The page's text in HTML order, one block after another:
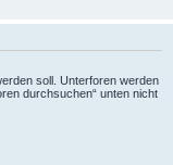
soll. Unterforen werden
durchsuchen“ unten nicht